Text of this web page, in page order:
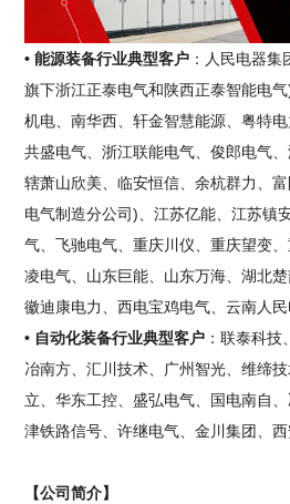
• 能源装备行业典型客户 ：人民电器
旗下浙江正泰电气和陕西正泰智能电
机电、南华西、轩金智慧能源、粤特电
共盛电气、浙江联能电气、俊郎电气
辖萧山欣美、临安恒信、余杭群力、
电气制造分公司)、江苏亿能、江苏镇
气、飞驰电气、重庆川仪、重庆望变
凌电气、山东巨能、山东万海、湖北
徽迪康电力、西电宝鸡电气、云南人民
• 自动化装备行业典型客户 ：联泰科
冶南方、汇川技术、广州智光、维缔
立、华东工控、盛弘电气、国电南自
津铁路信号、许继电气、金川集团、西
【公司简介】